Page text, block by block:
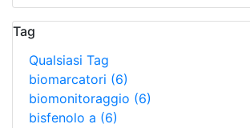
Tag
Qualsiasi Tag
biomarcatori (6)
biomonitoraggio (6)
bisfenolo a (6)